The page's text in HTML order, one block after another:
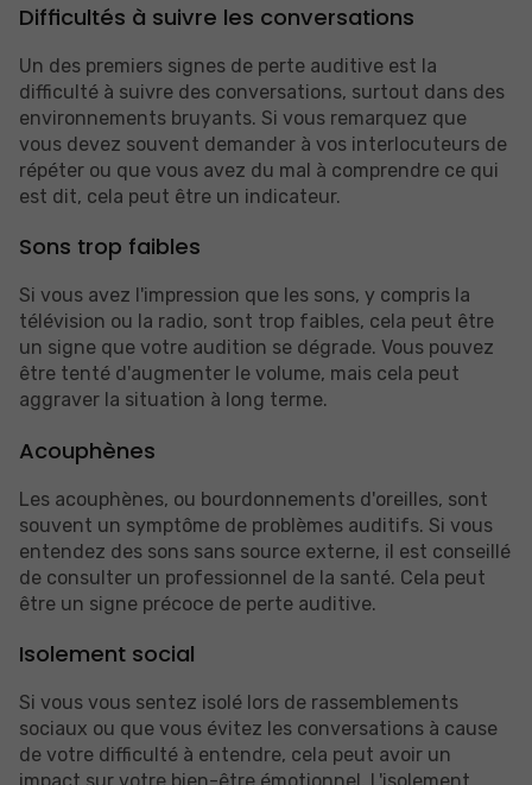
Difficultés à suivre les conversations
Un des premiers signes de perte auditive est la
difficulté à suivre des conversations, surtout dans des
environnements bruyants. Si vous remarquez que
vous devez souvent demander à vos interlocuteurs de
répéter ou que vous avez du mal à comprendre ce qui
est dit, cela peut être un indicateur.
Sons trop faibles
Si vous avez l'impression que les sons, y compris la
télévision ou la radio, sont trop faibles, cela peut être
un signe que votre audition se dégrade. Vous pouvez
être tenté d'augmenter le volume, mais cela peut
aggraver la situation à long terme.
Acouphènes
Les acouphènes, ou bourdonnements d'oreilles, sont
souvent un symptôme de problèmes auditifs. Si vous
entendez des sons sans source externe, il est conseillé
de consulter un professionnel de la santé. Cela peut
être un signe précoce de perte auditive.
Isolement social
Si vous vous sentez isolé lors de rassemblements
sociaux ou que vous évitez les conversations à cause
de votre difficulté à entendre, cela peut avoir un